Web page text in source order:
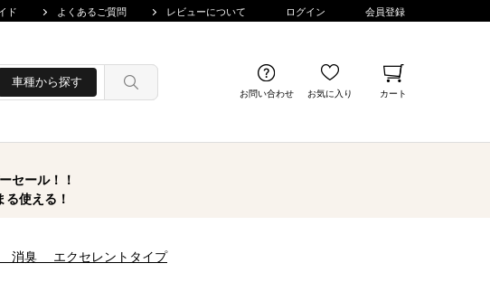
ド よくあるご質問 レビューについて ログイン 会員登録
車種から探す
お問い合わせ お気に入り カート
セール！！
使える！
臭 エクセレントタイプ